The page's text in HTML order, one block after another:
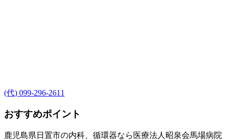
(代) 099-296-2611
おすすめポイント
鹿児島県日置市の内科、循環器なら医療法人昭泉会馬場病院